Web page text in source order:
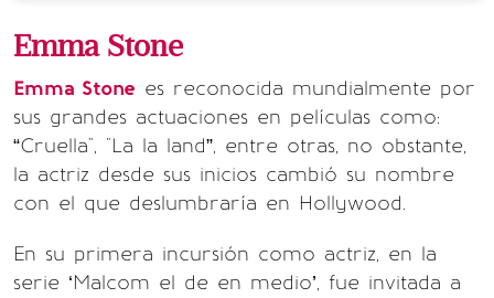
Emma Stone
Emma Stone es reconocida mundialmente por
sus grandes actuaciones en películas como:
“Cruella", "La la land”, entre otras, no obstante,
la actriz desde sus inicios cambió su nombre
con el que deslumbraría en Hollywood.
En su primera incursión como actriz, en la
serie ‘Malcom el de en medio’, fue invitada a